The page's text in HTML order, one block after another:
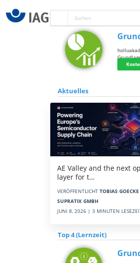
Aktuelles
AE Valley and the next
layer for t…
VERÖFFENTLICHT TOBIAS
SUPRATIX GMBH
JUNI 8, 2026 | 3 MINUTEN
Top 4 (Lernzeit)